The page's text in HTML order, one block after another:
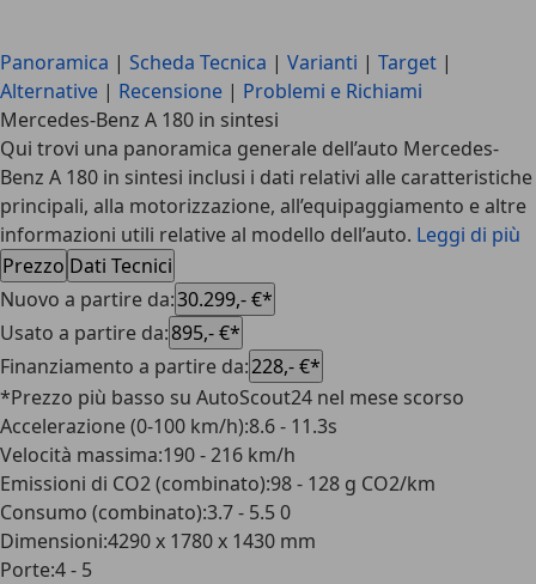
Panoramica | Scheda Tecnica | Varianti | Target |
Alternative | Recensione | Problemi e Richiami
Mercedes-Benz A 180 in sintesi
Qui trovi una panoramica generale dell’auto Mercedes-
Benz A 180 in sintesi inclusi i dati relativi alle caratteristiche
principali, alla motorizzazione, all’equipaggiamento e altre
informazioni utili relative al modello dell’auto. Leggi di più
Prezzo Dati Tecnici
Nuovo a partire da:30.299,- €*
Usato a partire da:895,- €*
Finanziamento a partire da:228,- €*
*Prezzo più basso su AutoScout24 nel mese scorso
Accelerazione (0-100 km/h):8.6 - 11.3s
Velocità massima:190 - 216 km/h
Emissioni di CO2 (combinato):98 - 128 g CO2/km
Consumo (combinato):3.7 - 5.5 0
Dimensioni:4290 x 1780 x 1430 mm
Porte:4 - 5